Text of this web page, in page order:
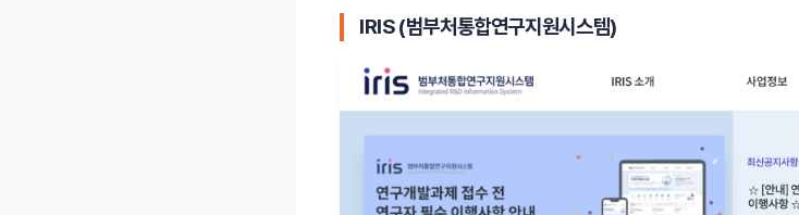
IRIS (범부처통합연구지원시스템)